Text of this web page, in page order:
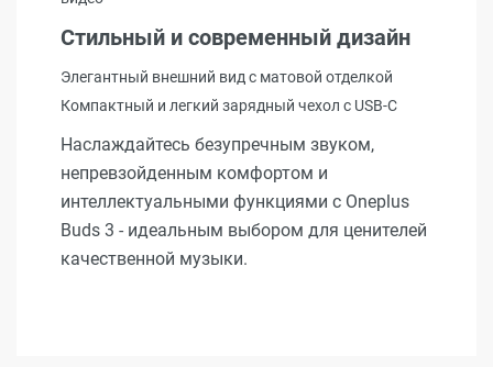
Стильный и современный дизайн
Элегантный внешний вид с матовой отделкой
Компактный и легкий зарядный чехол с USB-C
Наслаждайтесь безупречным звуком,
непревзойденным комфортом и
интеллектуальными функциями с Oneplus
Buds 3 - идеальным выбором для ценителей
качественной музыки.